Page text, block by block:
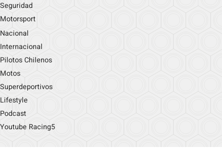
Seguridad
Motorsport
Nacional
Internacional
Pilotos Chilenos
Motos
Superdeportivos
Lifestyle
Podcast
Youtube Racing5